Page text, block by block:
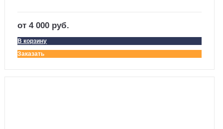
от 4 000 руб.
В корзину
Заказать